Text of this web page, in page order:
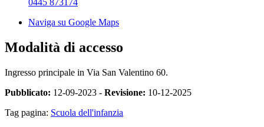
0445 873174
Naviga su Google Maps
Modalità di accesso
Ingresso principale in Via San Valentino 60.
Pubblicato: 12-09-2023 - Revisione: 10-12-2025
Tag pagina: Scuola dell'infanzia